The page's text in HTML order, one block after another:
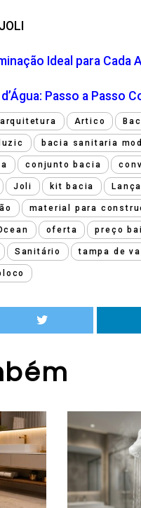
Ideal para Cada
Passo a Passo
arquitetura Artico
bacia sanitaria
conjunto bacia
Joli kit bacia
material para
oferta preço
Sanitário tampa de